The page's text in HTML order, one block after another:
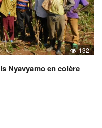
132
Nyavyamo en colère